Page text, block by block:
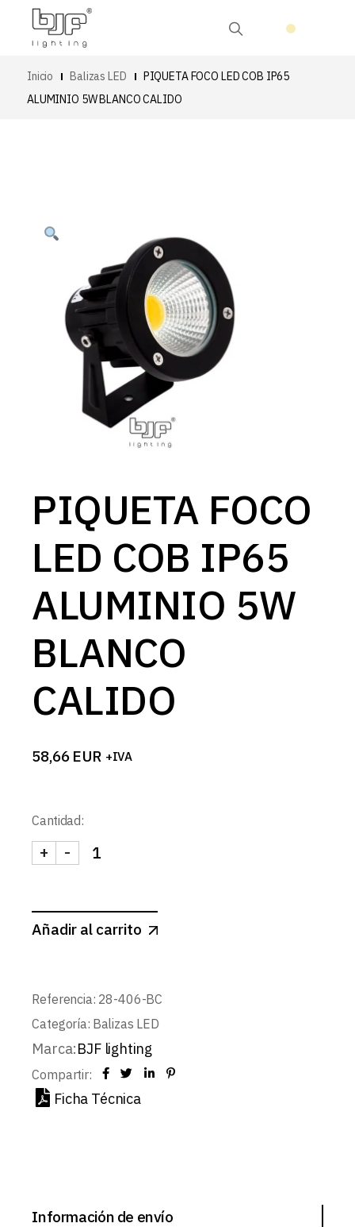
Inicio Balizas LED
PIQUETA FOCO LED COB IP65
ALUMINIO 5W BLANCO CALIDO
PIQUETA FOCO
LED COB IP65
ALUMINIO 5W
BLANCO
CALIDO
58,66 EUR +IVA
Cantidad:
PIQUETA FOCO LED COB IP65 ALUMINIO 5W
-
+
Añadir al carrito
Referencia: 28-406-BC
Categoría: Balizas LED
Marca:BJF lighting
Compartir:
Ficha Técnica
Información de envío